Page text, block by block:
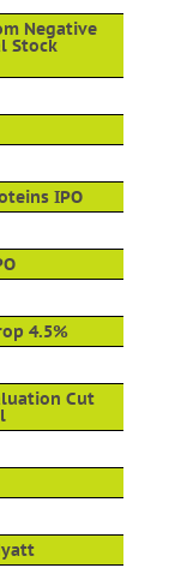
Negative
Stock
IPO
4.5%
Cut